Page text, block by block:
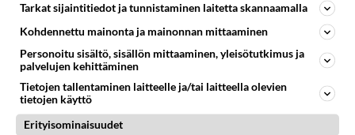
HALLOWEEN Vastattu 19v
hlloween meikki
Maskeeraaja Tuusulasta Johann 045-6742427...
Tarkat sijaintitiedot ja tunnistaminen laitetta skannaamalla
Kohdennettu mainonta ja mainonnan mittaaminen
Personoitu sisältö, sisällön mittaaminen, yleisötutkimus ja
palvelujen kehittäminen
Tietojen tallentaminen laitteelle ja/tai laitteella olevien
tietojen käyttö
Erityisominaisuudet